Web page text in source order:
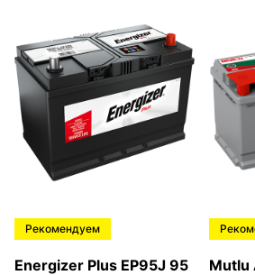
Рекомендуем
Energizer Plus EP95J 95
Mutlu